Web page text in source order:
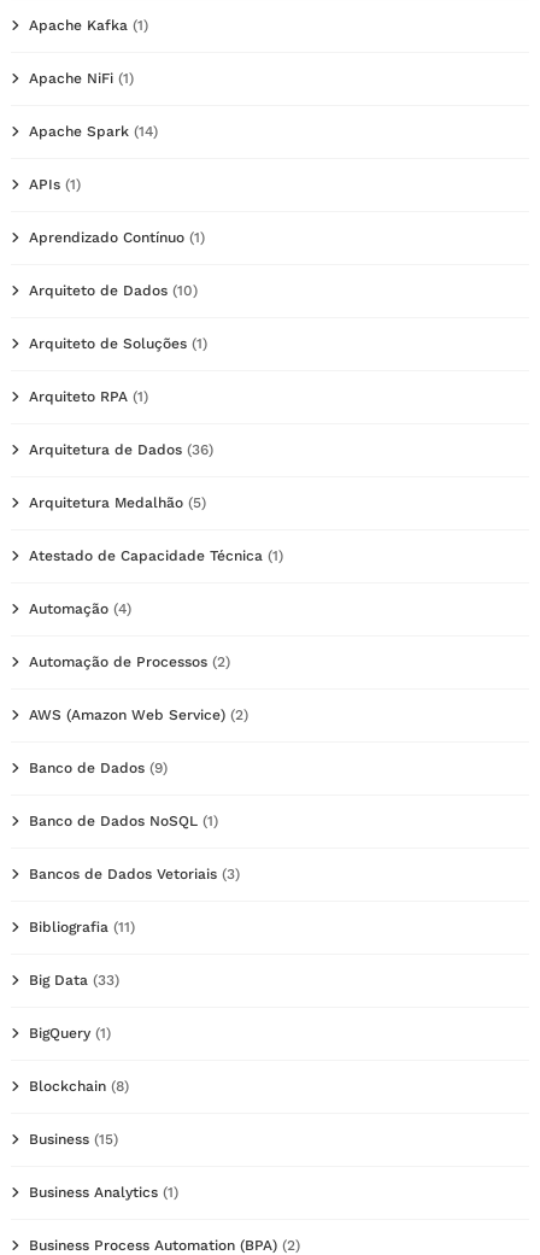
Apache Kafka (1)
Apache NiFi (1)
Apache Spark (14)
APIs (1)
Aprendizado Contínuo (1)
Arquiteto de Dados (10)
Arquiteto de Soluções (1)
Arquiteto RPA (1)
Arquitetura de Dados (36)
Arquitetura Medalhão (5)
Atestado de Capacidade Técnica (1)
Automação (4)
Automação de Processos (2)
AWS (Amazon Web Service) (2)
Banco de Dados (9)
Banco de Dados NoSQL (1)
Bancos de Dados Vetoriais (3)
Bibliografia (11)
Big Data (33)
BigQuery (1)
Blockchain (8)
Business (15)
Business Analytics (1)
Business Process Automation (BPA) (2)